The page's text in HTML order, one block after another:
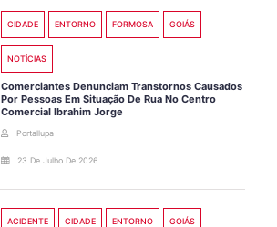
CIDADE ENTORNO FORMOSA GOIÁS
NOTÍCIAS
Comerciantes Denunciam Transtornos Causados
Por Pessoas Em Situação De Rua No Centro
Comercial Ibrahim Jorge
Portallupa
23 De Julho De 2026
ACIDENTE CIDADE ENTORNO GOIÁS